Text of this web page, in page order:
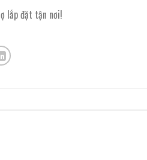
lắp đặt tận nơi!